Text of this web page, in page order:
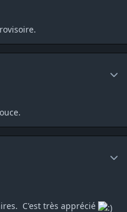
C'est très apprécié